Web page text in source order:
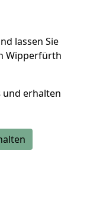
lassen Sie
Wipperfürth
und erhalten